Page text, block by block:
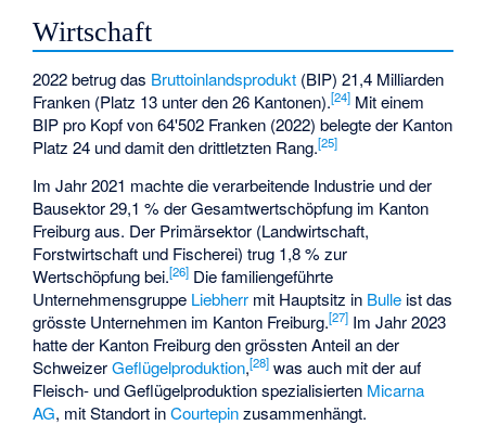
Wirtschaft
2022 betrug das Bruttoinlandsprodukt (BIP) 21,4 Milliarden
Franken (Platz 13 unter den 26 Kantonen).[24] Mit einem
BIP pro Kopf von 64'502 Franken (2022) belegte der Kanton
Platz 24 und damit den drittletzten Rang.[25]
Im Jahr 2021 machte die verarbeitende Industrie und der
Bausektor 29,1 % der Gesamtwertschöpfung im Kanton
Freiburg aus. Der Primärsektor (Landwirtschaft,
Forstwirtschaft und Fischerei) trug 1,8 % zur
Wertschöpfung bei.[26] Die familiengeführte
Unternehmensgruppe Liebherr mit Hauptsitz in Bulle ist das
grösste Unternehmen im Kanton Freiburg.[27] Im Jahr 2023
hatte der Kanton Freiburg den grössten Anteil an der
SchweizerGeflügelproduktion,[28] was auch mit der auf
Fleisch- und Geflügelproduktion spezialisierten Micarna
AG, mit Standort inCourtepinzusammenhängt.